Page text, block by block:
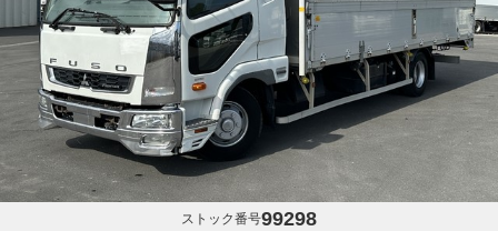
ストック番号99298